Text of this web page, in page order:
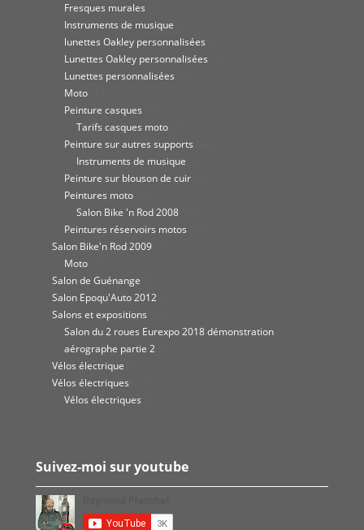
Fresques murales
Instruments de musique
lunettes Oakley personnalisées
Lunettes Oakley personnalisées
Lunettes personnalisées
Moto
Peinture casques
Tarifs casques moto
Peinture sur autres supports
Instruments de musique
Peinture sur blouson de cuir
Peintures moto
Salon Bike 'n Rod 2008
Peintures réservoirs motos
Salon Bike'n Rod 2009
Moto
Salon de Guénange
Salon Epoqu'Auto 2012
Salons et expositions
Salon du 2 roues Eurexpo 2018 démonstration
aérographe partie 2
Vélos électrique
Vélos électriques
Vélos électriques
Suivez-moi sur youtube